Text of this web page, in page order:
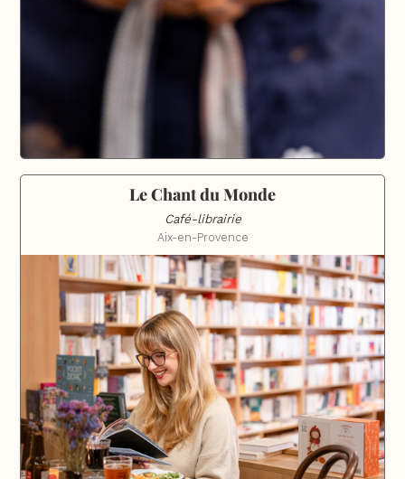
Le Chant du Monde
Café-librairie
Aix-en-Provence